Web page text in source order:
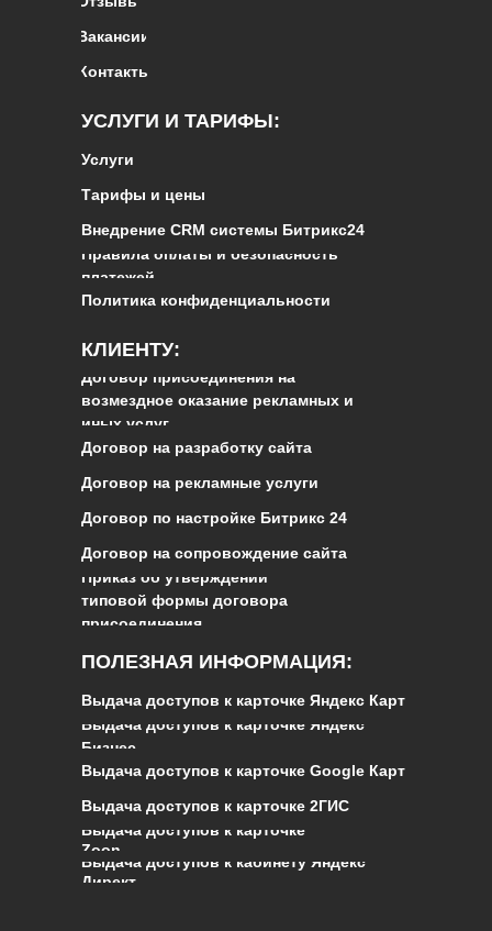
КЛИЕНТУ:
Контакты
Вакансии
Политика конфиденциальности
Приказ об утверждении
типовой формы договора
присоединения
Тарифы и цены
Внедрение CRM системы Битрикс24
Правила оплаты и безопасность
платежей
Выдача доступов к карточке
Zoon
Выдача доступов к кабинету Яндекс
Директ
Выдача доступов к карточке Яндекс Карт
Выдача доступов к карточке Яндекс
Бизнес
Выдача доступов к карточке Google Карт
Выдача доступов к карточке 2ГИС
ПОЛЕЗНАЯ ИНФОРМАЦИЯ:
УСЛУГИ И ТАРИФЫ:
Услуги
Договор на разработку сайта
Договор на рекламные услуги
Договор по настройке Битрикс 24
Договор на сопровождение сайта
Договор присоединения на
возмездное оказание рекламных и
иных услуг